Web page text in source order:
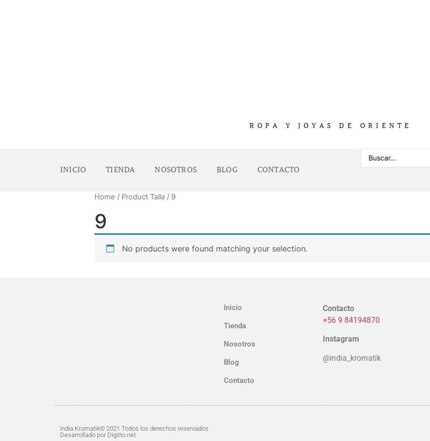
ROPA Y JOYAS DE ORIENTE
INICIO TIENDA NOSOTROS BLOG CONTACTO
Home / Product Talla / 9
9
No products were found matching your selection.
Inicio
Tienda
Nosotros
Blog
Contacto
Contacto
+56 9 84194870
Instagram
@india_kromatik
India Kromatik© 2021 Todos los derechos reservados
Desarrollado por Digitto.net